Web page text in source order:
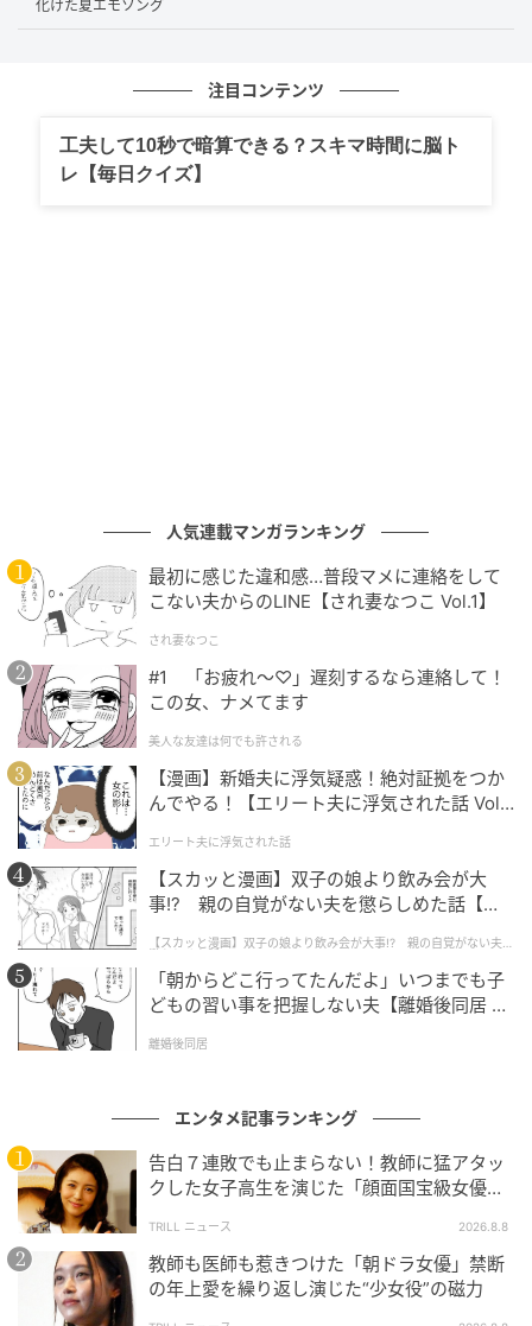
見つめる「ジャーナリスティックな視点」のハイブリ
の細やかな感情の揺らぎや壮大な世界観を緻密に描き
出す一方で、フリーライターとしては驚くほど鋭くリ
どの記事にも共通しているのは、単なる感情論や一方
的な批判ではなく、自らの経験をベースにしながら
も、驚くほど客観的かつ多角的に物事を見つめている
点です。この「当事者としての生々しさ」と「一歩引
いた冷静な分析力」の共存こそが、読者に深い納得感
を与えています。
2026年、AI時代だからこそ価値を増す「泥臭
い人間の言葉」
2026年現在、ライターという職業は大きなパラダイム
シフトを迎えています。AIが瞬時に綺麗な文章を生成
できるようになった時代において、ありきたりなコラ
ムや表面的なまとめ記事はその価値を失いつつありま
す。
スポーツなどの大手メディアでも取り上げられ、評価
を高め続けている理由は明確です。彼女の言葉には、
AIには絶対に模倣できない「血の通った実体験」と
「泥臭い取材力」が宿っているからです。
「経験があるからこそ、言葉の一つひとつに重みと説
得力がある」
化けた夏エモソング
注目コンテンツ
工夫して10秒で暗算できる？スキマ時間に脳ト
レ【毎日クイズ】
人気連載マンガランキング
最初に感じた違和感…普段マメに連絡をして
こない夫からのLINE【され妻なつこ Vol.1】
され妻なつこ
#1 「お疲れ〜♡」遅刻するなら連絡して！
この女、ナメてます
美人な友達は何でも許される
【漫画】新婚夫に浮気疑惑！絶対証拠をつか
んでやる！【エリート夫に浮気された話 Vol.
エリート夫に浮気された話
【スカッと漫画】双子の娘より飲み会が大
事!? 親の自覚がない夫を懲らしめた話【第1
【スカッと漫画】双子の娘より飲み会が大事!? 親の自覚がない夫を
懲らしめた話
「朝からどこ行ってたんだよ」いつまでも子
どもの習い事を把握しない夫【離婚後同居 Vo
離婚後同居
エンタメ記事ランキング
告白７連敗でも止まらない！教師に猛アタッ
クした女子高生を演じた「顔面国宝級女優」
TRILL ニュース 2026.8.8
教師も医師も惹きつけた「朝ドラ女優」禁断
の年上愛を繰り返し演じた“少女役”の磁力